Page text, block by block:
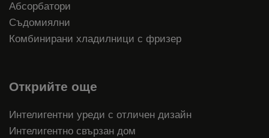
Абсорбатори
Съдомиялни
Комбинирани хладилници с фризер
Открийте още
Интелигентни уреди с отличен дизайн
Интелигентно свързан дом